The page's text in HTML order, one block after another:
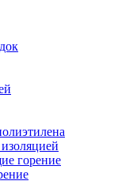
горение